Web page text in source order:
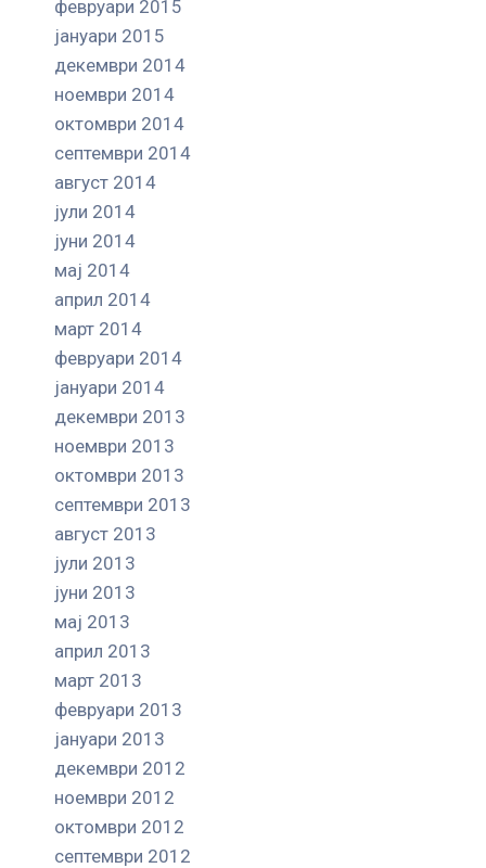
февруари 2015
јануари 2015
декември 2014
ноември 2014
октомври 2014
септември 2014
август 2014
јули 2014
јуни 2014
мај 2014
април 2014
март 2014
февруари 2014
јануари 2014
декември 2013
ноември 2013
октомври 2013
септември 2013
август 2013
јули 2013
јуни 2013
мај 2013
април 2013
март 2013
февруари 2013
јануари 2013
декември 2012
ноември 2012
октомври 2012
септември 2012